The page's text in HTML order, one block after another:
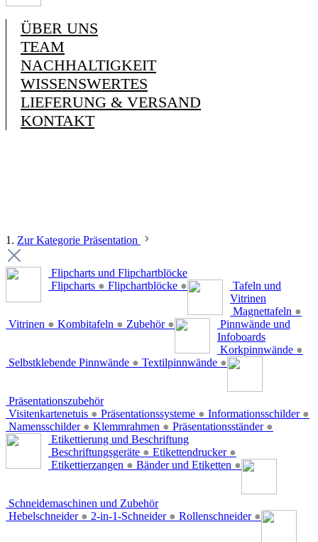
ÜBER UNS
TEAM
NACHHALTIGKEIT
WISSENSWERTES
LIEFERUNG & VERSAND
KONTAKT
1. Zur Kategorie Präsentation
Flipcharts und Flipchartblöcke
Flipcharts ● Flipchartblöcke ●
Tafeln und
Vitrinen
Magnettafeln ●
Vitrinen ● Kombitafeln ● Zubehör ●
Pinnwände und
Infoboards
Korkpinnwände ●
Selbstklebende Pinnwände ● Textilpinnwände ●
Präsentationszubehör
Visitenkartenetuis ● Präsentationssysteme ● Informationsschilder ●
Namensschilder ● Klemmrahmen ● Präsentationsständer ●
Etikettierung und Beschriftung
Beschriftungsgeräte ● Etikettendrucker ●
Etikettierzangen ● Bänder und Etiketten ●
Schneidemaschinen und Zubehör
Hebelschneider ● 2-in-1-Schneider ● Rollenschneider ●